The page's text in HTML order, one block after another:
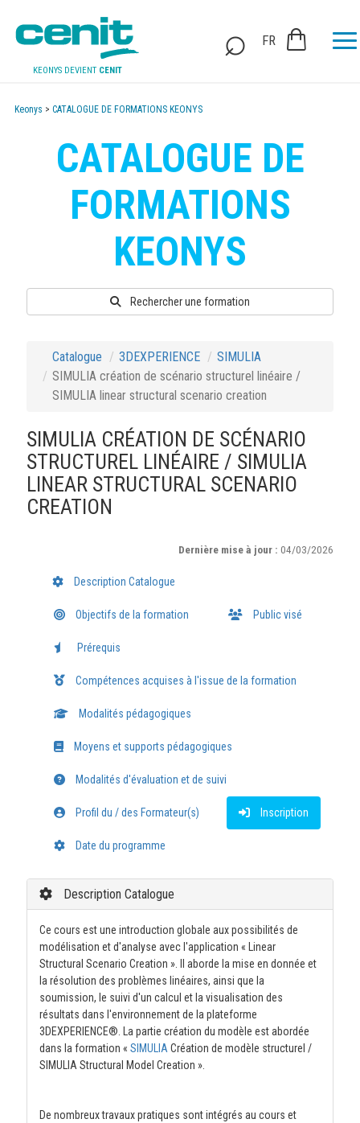
KEONYS DEVIENT CENIT
FR
Keonys > CATALOGUE DE FORMATIONS KEONYS
CATALOGUE DE
FORMATIONS
KEONYS
Rechercher une formation
Catalogue 3DEXPERIENCE
SIMULIA
SIMULIA création de scénario structurel linéaire /
SIMULIA linear structural scenario creation
SIMULIA CRÉATION DE SCÉNARIO
STRUCTUREL LINÉAIRE / SIMULIA
LINEAR STRUCTURAL SCENARIO
CREATION
Dernière mise à jour :04/03/2026
Description Catalogue
Objectifs de la formation Public visé
Prérequis
Compétences acquises à l'issue de la formation
Modalités pédagogiques
Moyens et supports pédagogiques
Modalités d'évaluation et de suivi
Profil du / des Formateur(s) Inscription
Date du programme
Description Catalogue
Ce cours est une introduction globale aux possibilités de
modélisation et d'analyse avec l'application « Linear
Structural Scenario Creation ». Il aborde la mise en donnée et
la résolution des problèmes linéaires, ainsi que la
soumission, le suivi d'un calcul et la visualisation des
résultats dans l'environnement de la plateforme
3DEXPERIENCE®. La partie création du modèle est abordée
dans la formation « SIMULIA Création de modèle structurel /
SIMULIA Structural Model Creation ».
De nombreux travaux pratiques sont intégrés au cours et